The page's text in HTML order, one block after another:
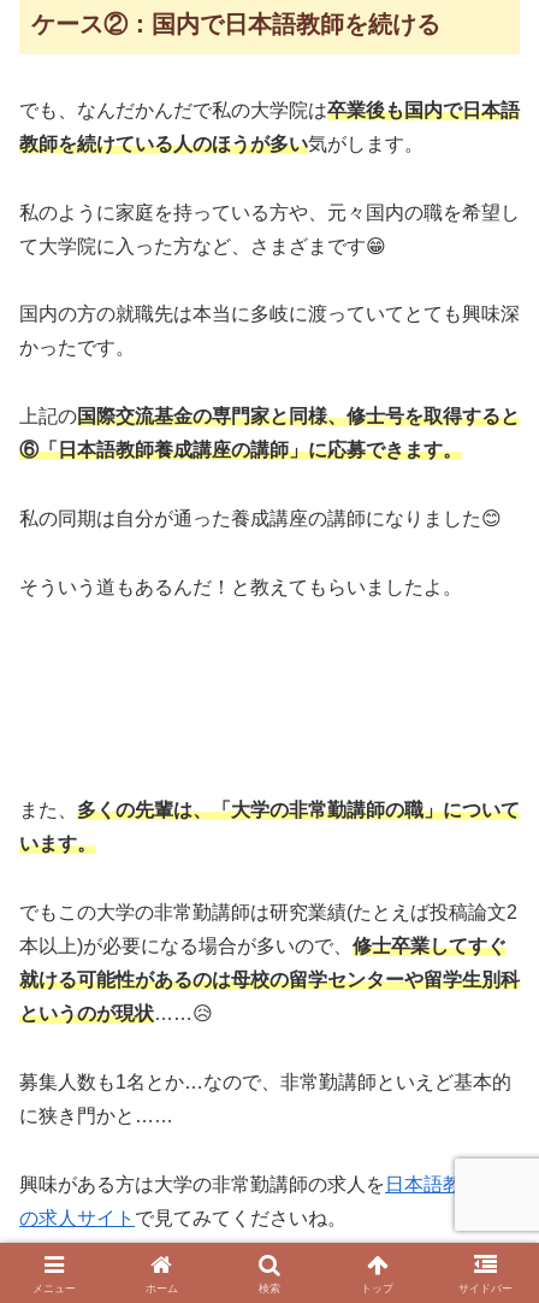
ケース②：国内で日本語教師を続ける
でも、なんだかんだで私の大学院は卒業後も国内で日本語
教師を続けている人のほうが多い気がします。
私のように家庭を持っている方や、元々国内の職を希望し
て大学院に入った方など、さまざまです😁
国内の方の就職先は本当に多岐に渡っていてとても興味深
かったです。
上記の国際交流基金の専門家と同様、修士号を取得すると
⑥「日本語教師養成講座の講師」に応募できます。
私の同期は自分が通った養成講座の講師になりました😊
そういう道もあるんだ！と教えてもらいましたよ。
また、 多くの先輩は、「大学の非常勤講師の職」について
います。
でもこの大学の非常勤講師は研究業績(たとえば投稿論文2
本以上)が必要になる場合が多いので、 修士卒業してすぐ
就ける可能性があるのは母校の留学センターや留学生別科
というのが現状……😥
募集人数も1名とか…なので、非常勤講師といえど基本的
に狭き門かと……
興味がある方は大学の非常勤講師の求人を 日本語教育学会
の求人サイト で見てみてくださいね。
また非常勤講師は任期あり(たいてい3年)、かつ、 毎日の
メニュー ホーム 検索 トップ サイドバー